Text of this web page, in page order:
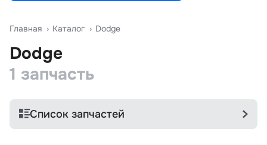
Главная › Катало › Dodge
Dodge
1 запчасть
Список запчастей